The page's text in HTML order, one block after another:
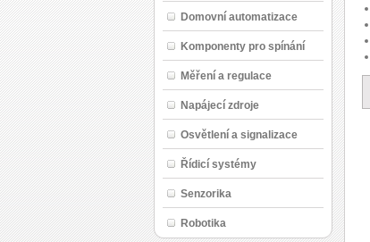
Domovní automatizace
Komponenty pro spínání
Měření a regulace
Napájecí zdroje
Osvětlení a signalizace
Řídicí systémy
Senzorika
Robotika